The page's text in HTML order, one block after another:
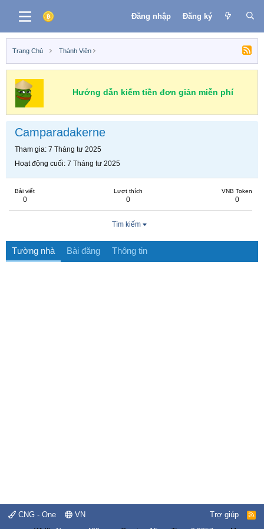
Đăng nhập Đăng ký
Trang Chủ Thành Viên
Hướng dẫn kiếm tiền đơn giản miễn phí
Camparadakerne
Tham gia 7 Tháng tư 2025
Hoạt động cuối 7 Tháng tư 2025
Bài viết
0
Lượt thích
0
VNB Token
0
Tìm kiếm
Tường nhà Bài đăng Thông tin
CNG - One VN Trợ giúp
R